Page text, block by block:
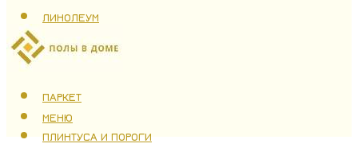
ЛИНОЛЕУМ
ТЕПЛЫЙ ПОЛ
ПАРКЕТ
ПЛИНТУСА И ПОРОГИ
МЕНЮ